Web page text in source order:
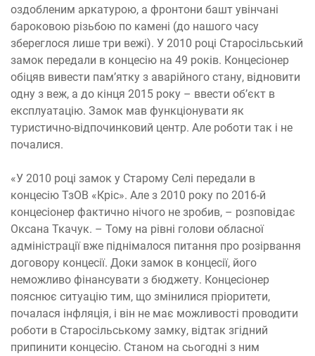
оздобленим аркатурою, а фронтони башт увінчані
бароковою різьбою по камені (до нашого часу
збереглося лише три вежі). У 2010 році Старосільський
замок передали в концесію на 49 років. Концесіонер
обіцяв вивести пам’ятку з аварійного стану, відновити
одну з веж, а до кінця 2015 року – ввести об’єкт в
експлуатацію. Замок мав функціонувати як
туристично-відпочинковий центр. Але роботи так і не
почалися.
«У 2010 році замок у Старому Селі передали в
концесію ТзОВ «Кріс». Але з 2010 року по 2016-й
концесіонер фактично нічого не зробив, – розповідає
Оксана Ткачук. – Тому на рівні голови обласної
адміністрації вже піднімалося питання про розірвання
договору концесії. Доки замок в концесії, його
неможливо фінансувати з бюджету. Концесіонер
пояснює ситуацію тим, що змінилися пріоритети,
почалася інфляція, і він не має можливості проводити
роботи в Старосільському замку, відтак згідний
припинити концесію. Станом на сьогодні з ним